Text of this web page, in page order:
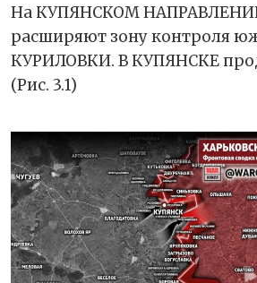
На КУПЯНСКОМ
расширяют зону контроля
КУРИЛОВКИ. В КУПЯНСКЕ
(Рис. 3.1)